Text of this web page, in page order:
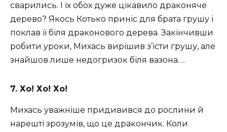
сварились. І їх обох дуже цікавило драконяче
дерево? Якось Котько приніс для брата грушу і
поклав її біля драконового дерева. Закінчивши
робити уроки, Михась вирішив з’їсти грушу, але
знайшов лише недогризок біля вазона….
7. Хо! Хо! Хо!
Михась уважніше придивився до рослини й
нарешті зрозумів, що це дракончик. Коли